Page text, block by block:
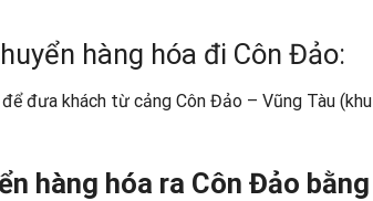
hàng hóa đi Côn Đảo:
đưa khách từ cảng Côn Đảo – Vũng Tàu
hàng hóa ra Côn Đảo